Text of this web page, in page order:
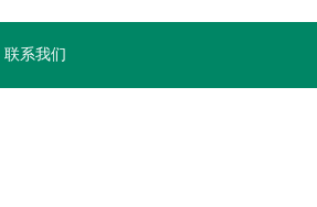
联系我们